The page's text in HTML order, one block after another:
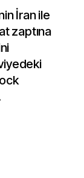
İran ile
zaptına